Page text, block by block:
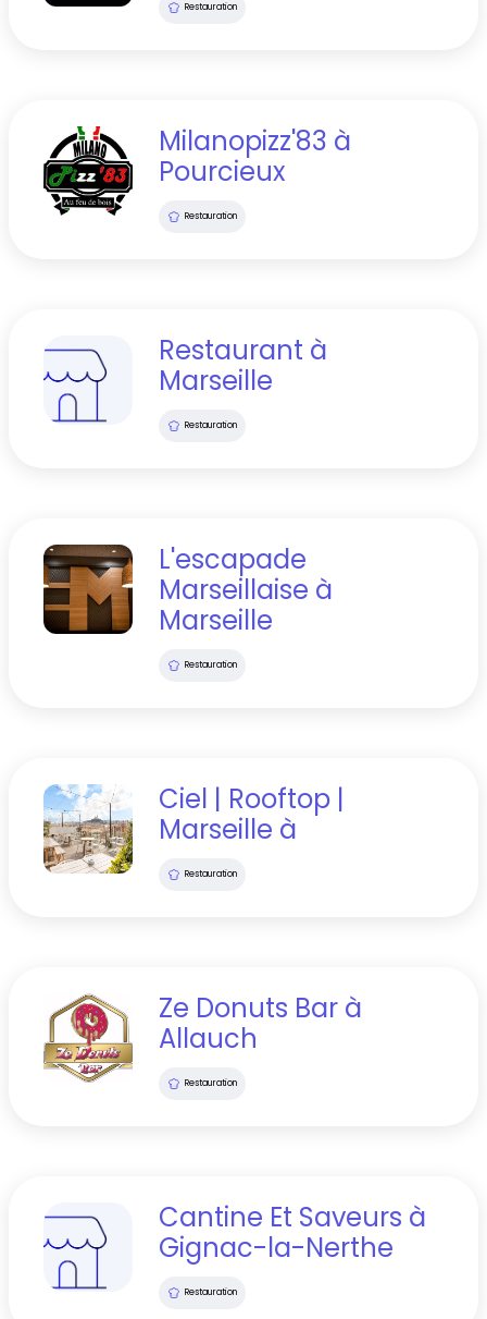
Restauration
Milanopizz'83 à
Pourcieux
Restauration
Restaurant à
Marseille
Restauration
L'escapade
Marseillaise à
Marseille
Restauration
Ciel | Rooftop |
Marseille à
Restauration
Ze Donuts Bar à
Allauch
Restauration
Cantine Et Saveurs à
Gignac-la-Nerthe
Restauration